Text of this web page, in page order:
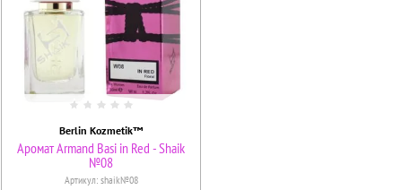
Berlin Kozmetik™
Аромат Armand Basi in Red - Shaik
№08
Артикул:shaik№08